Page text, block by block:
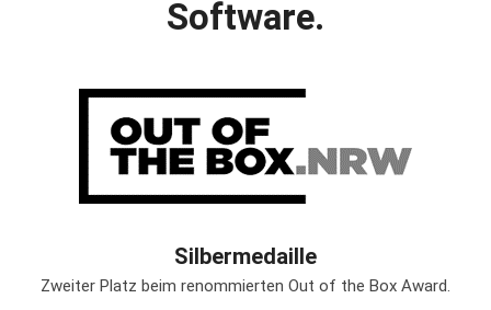
Software.
Silbermedaille
Zweiter Platz beim renommierten Out of the Box Award.